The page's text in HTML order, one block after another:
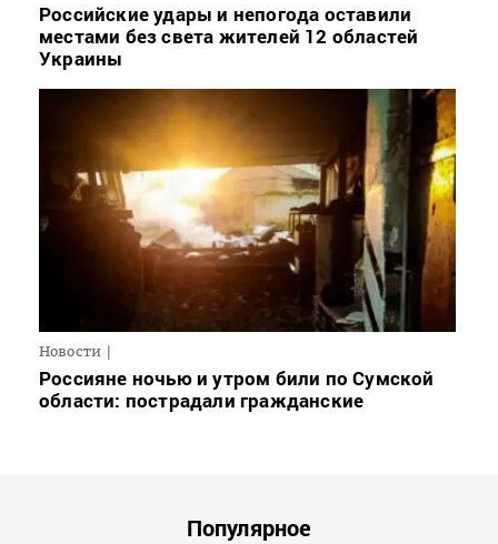
Российские удары и непогода оставили
местами без света жителей 12 областей
Украины
Новости
Россияне ночью и утром били по Сумской
области: пострадали гражданские
Популярное